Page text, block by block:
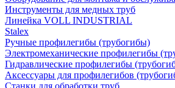
Инструменты для медных труб
Линейка VOLL INDUSTRIAL
Stalex
Ручные профилегибы (трубогибы)
Электромеханические профилегибы
Гидравлические профилегибы
Аксессуары для профилегибов
Станки для обработки труб